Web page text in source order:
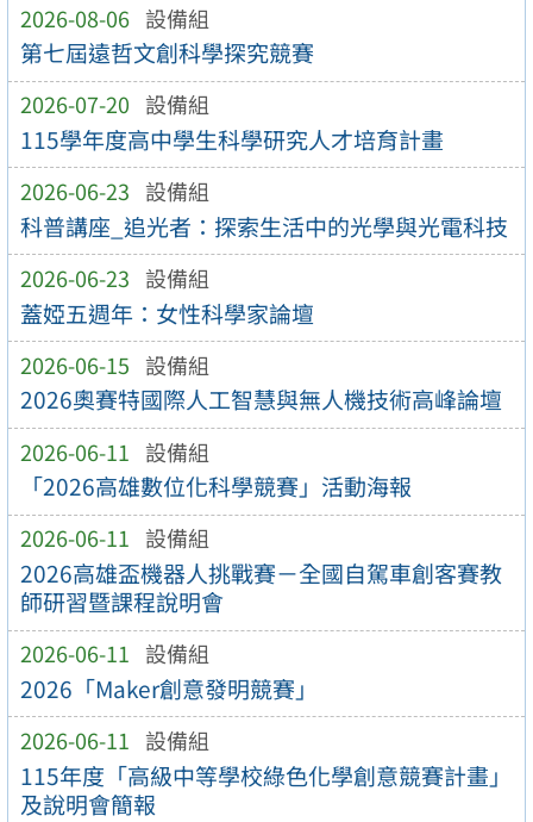
2026-08-06 設備組
第七屆遠哲文創科學探究競賽
2026-07-20 設備組
115學年度高中學生科學研究人才培育計畫
2026-06-23 設備組
科普講座_追光者：探索生活中的光學與光電科技
2026-06-23 設備組
蓋婭五週年：女性科學家論壇
2026-06-15 設備組
2026奧賽特國際人工智慧與無人機技術高峰論壇
2026-06-11 設備組
「2026高雄數位化科學競賽」活動海報
2026-06-11 設備組
2026高雄盃機器人挑戰賽－全國自駕車創客賽教
師研習暨課程說明會
2026-06-11 設備組
2026「Maker創意發明競賽」
2026-06-11 設備組
115年度「高級中等學校綠色化學創意競賽計畫」
及說明會簡報